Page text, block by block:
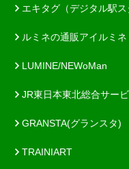
エキタグ（デジタル駅ス
ルミネの通販アイルミネ
LUMINE/NEWoMan
JR東日本東北総合サー
GRANSTA(グランスタ)
TRAINIART